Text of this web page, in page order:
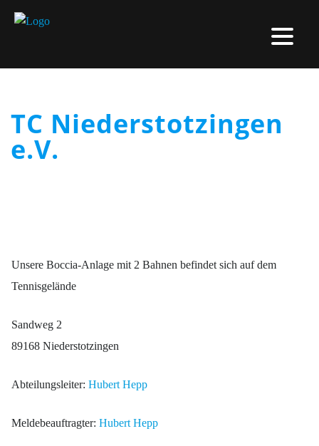
TC Niederstotzingen
e.V.
Unsere Boccia-Anlage mit 2 Bahnen befindet sich auf dem
Tennisgelände
Sandweg 2
89168 Niederstotzingen
Abteilungsleiter: Hubert Hepp
Meldebeauftragter: Hubert Hepp